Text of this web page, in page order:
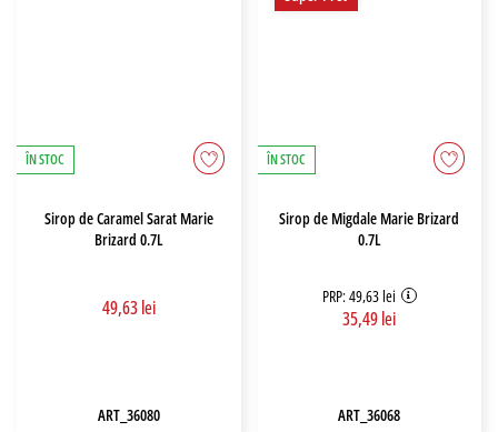
ÎN STOC
Sirop de Caramel Sarat Marie
Brizard 0.7L
49,63 lei
ART_36080
ÎN STOC
Sirop de Migdale Marie Brizard
0.7L
PRP: 49,63 lei
35,49 lei
ART_36068